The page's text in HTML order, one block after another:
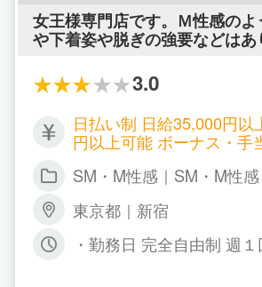
女王様専門店です。Ｍ性感の
や下着姿や脱ぎの強要などは
す。
3.0
日払い制 日給35,000円以
円以上可能 ボーナス・手
SM・M性感｜SM・M性感
東京都｜新宿
・勤務日 完全自由制 週